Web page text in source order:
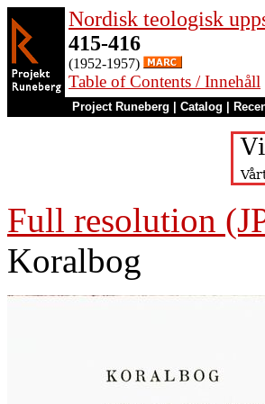
Nordisk teologisk
415-416
(1952-1957)
Table of Contents / Innehåll
Project Runeberg Catalog
Full resolution
Koralbog